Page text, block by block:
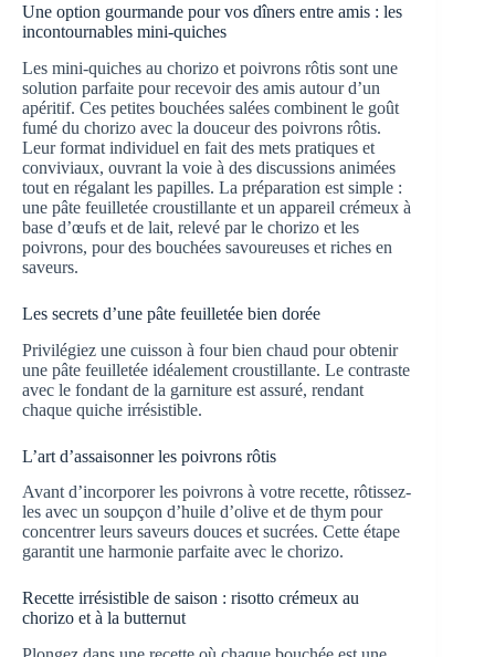
Une option gourmande pour vos dîners entre amis : les
incontournables mini-quiches
Les mini-quiches au chorizo et poivrons rôtis sont une
solution parfaite pour recevoir des amis autour d’un
apéritif. Ces petites bouchées salées combinent le goût
fumé du chorizo avec la douceur des poivrons rôtis.
Leur format individuel en fait des mets pratiques et
conviviaux, ouvrant la voie à des discussions animées
tout en régalant les papilles. La préparation est simple :
une pâte feuilletée croustillante et un appareil crémeux à
base d’œufs et de lait, relevé par le chorizo et les
poivrons, pour des bouchées savoureuses et riches en
saveurs.
Les secrets d’une pâte feuilletée bien dorée
Privilégiez une cuisson à four bien chaud pour obtenir
une pâte feuilletée idéalement croustillante. Le contraste
avec le fondant de la garniture est assuré, rendant
chaque quiche irrésistible.
L’art d’assaisonner les poivrons rôtis
Avant d’incorporer les poivrons à votre recette, rôtissez-
les avec un soupçon d’huile d’olive et de thym pour
concentrer leurs saveurs douces et sucrées. Cette étape
garantit une harmonie parfaite avec le chorizo.
Recette irrésistible de saison : risotto crémeux au
chorizo et à la butternut